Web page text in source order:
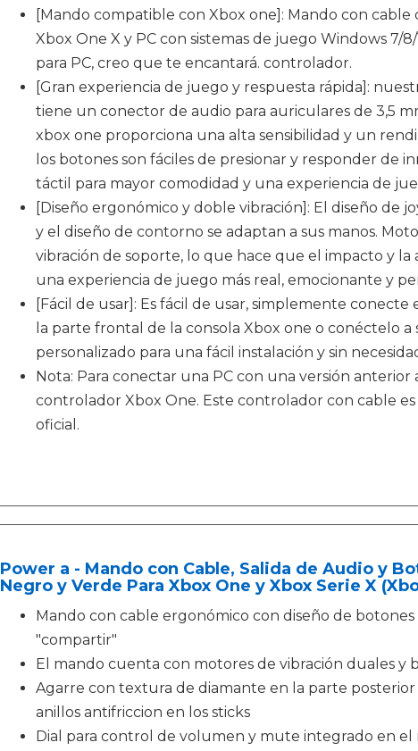
[Mando compatible con Xbox one]: Mando con
Xbox One X y PC con sistemas de juego Windows 7/
para PC, creo que te encantará. controlador.
[Gran experiencia de juego y respuesta rápida]:
tiene un conector de audio para auriculares de 3,5
xbox one proporciona una alta sensibilidad y un
los botones son fáciles de presionar y responder de
táctil para mayor comodidad y una experiencia de
[Diseño ergonómico y doble vibración]: El diseño de
y el diseño de contorno se adaptan a sus manos.
vibración de soporte, lo que hace que el impacto y la
una experiencia de juego más real, emocionante y
[Fácil de usar]: Es fácil de usar, simplemente
la parte frontal de la consola Xbox one o conéctelo
personalizado para una fácil instalación y sin
Nota: Para conectar una PC con una versión
controlador Xbox One. Este controlador con cable
oficial.
Power a - Mando con Cable, Salida de Audio y
Negro y Verde Para Xbox One y Xbox Serie X
Mando con cable ergonómico con diseño de
"compartir"
El mando cuenta con motores de vibración duales y
Agarre con textura de diamante en la parte
anillos antifriccion en los sticks
Dial para control de volumen y mute integrado en el